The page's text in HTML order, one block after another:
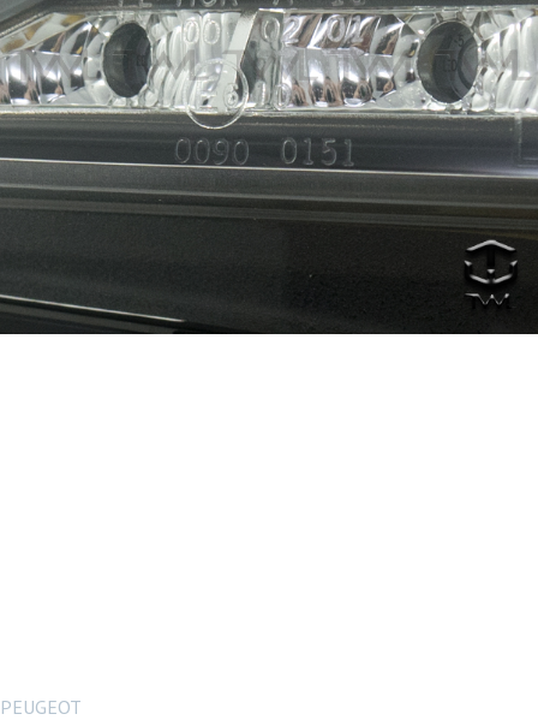
PEUGEOT